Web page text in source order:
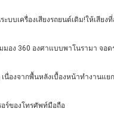
ะบบเครื่องเสียงรถยนต์เดิม!ให้เสีย
ง 360 องศาแบบพาโนรามา จอ
นื่องจากพื้นหลังเบื้องหน้าทำงานแย
อร์ของโทรศัพท์มือถือ